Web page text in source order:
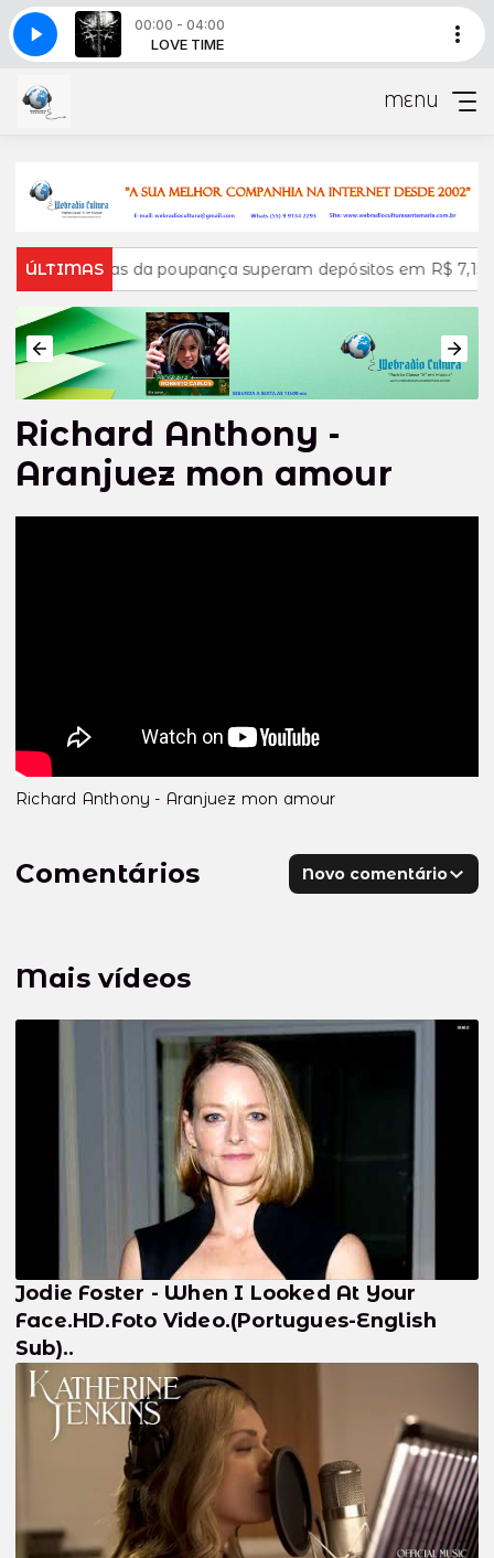
00:00 - 04:00
TIME LOVE TIME
Parte 1 (seg a sabado)Minuto do esporte - Parte 1 (seg a sabado)
MENU
ÚLTIMAS
da poupança superam depósitos em R$ 7,15 bilhões em
Richard Anthony -
Aranjuez mon amour
Mais vídeos
Jodie Foster - When I Looked At Your
Face.HD.Foto Video.(Portugues-English
Sub)..
Richard Anthony - Aranjuez mon amour
Comentários Novo comentário